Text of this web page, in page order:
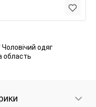
Чоловічий одяг
область